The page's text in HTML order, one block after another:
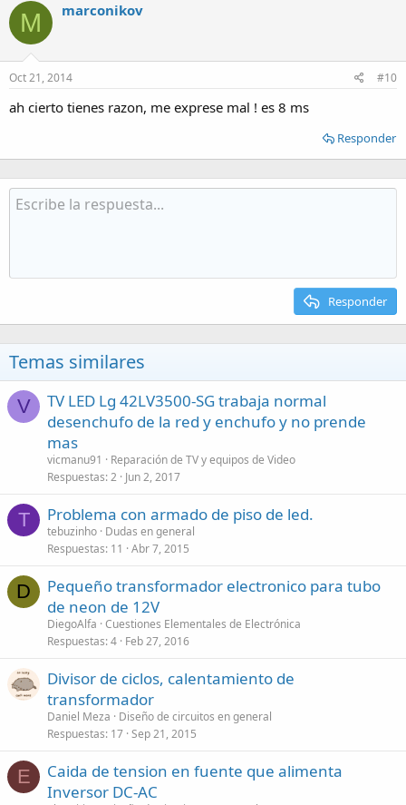
M marconikov
Oct 21, 2014 #10
ah cierto tienes razon, me exprese mal ! es 8 ms
Responder
Responder
Temas similares
V
TV LED Lg 42LV3500-SG trabaja normal
desenchufo de la red y enchufo y no prende
mas
vicmanu91
Reparación de TV y equipos de Video
Respuestas 2 Jun 2, 2017
T Problema con armado de piso de led.
tebuzinho Dudas en general
Respuestas 11 Abr 7, 2015
D
Pequeño transformador electronico para tubo
de neon de 12V
DiegoAlfa Cuestiones Elementales de Electrónica
Respuestas 4 Feb 27, 2016
Divisor de ciclos, calentamiento de
transformador
Daniel Meza
Diseño de circuitos en general
Respuestas 17 Sep 21, 2015
E
Caida de tension en fuente que alimenta
Inversor DC-AC